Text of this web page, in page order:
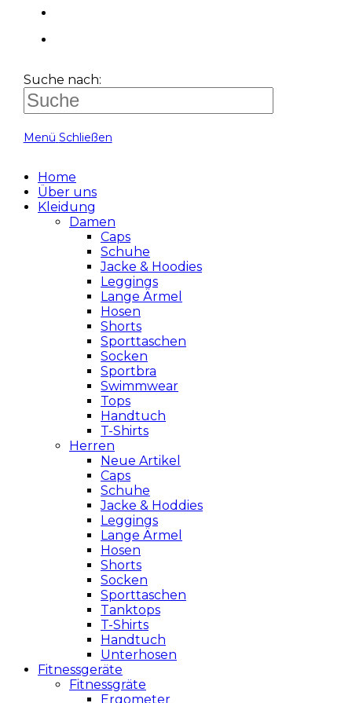
Suche nach:
Menü Schließen
Home
Über uns
Kleidung
Damen
Caps
Schuhe
Jacke & Hoodies
Leggings
Lange Ärmel
Hosen
Shorts
Sporttaschen
Socken
Sportbra
Swimmwear
Tops
Handtuch
T-Shirts
Herren
Neue Artikel
Caps
Schuhe
Jacke & Hoddies
Leggings
Lange Ärmel
Hosen
Shorts
Socken
Sporttaschen
Tanktops
T-Shirts
Handtuch
Unterhosen
Fitnessgeräte
Fitnessgräte
Ergometer